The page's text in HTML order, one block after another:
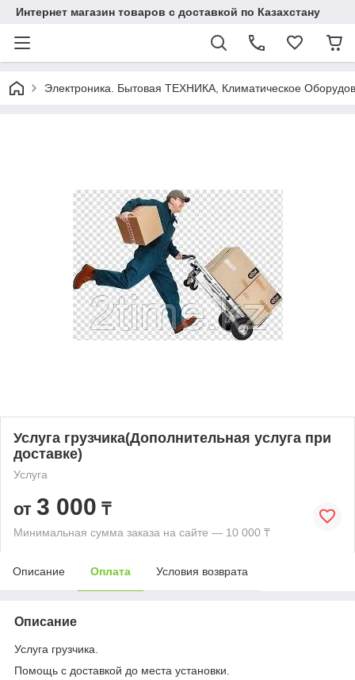
Интернет магазин товаров с доставкой по Казахстану
Электроника. Бытовая ТЕХНИКА, Климатическое
Услуга грузчика(Дополнительная услуга при
доставке)
Услуга
от 3 000 ₸
Минимальная сумма заказа на сайте — 10 000 ₸
Описание Оплата Условия возврата
Описание
Услуга грузчика.
Помощь с доставкой до места установки.